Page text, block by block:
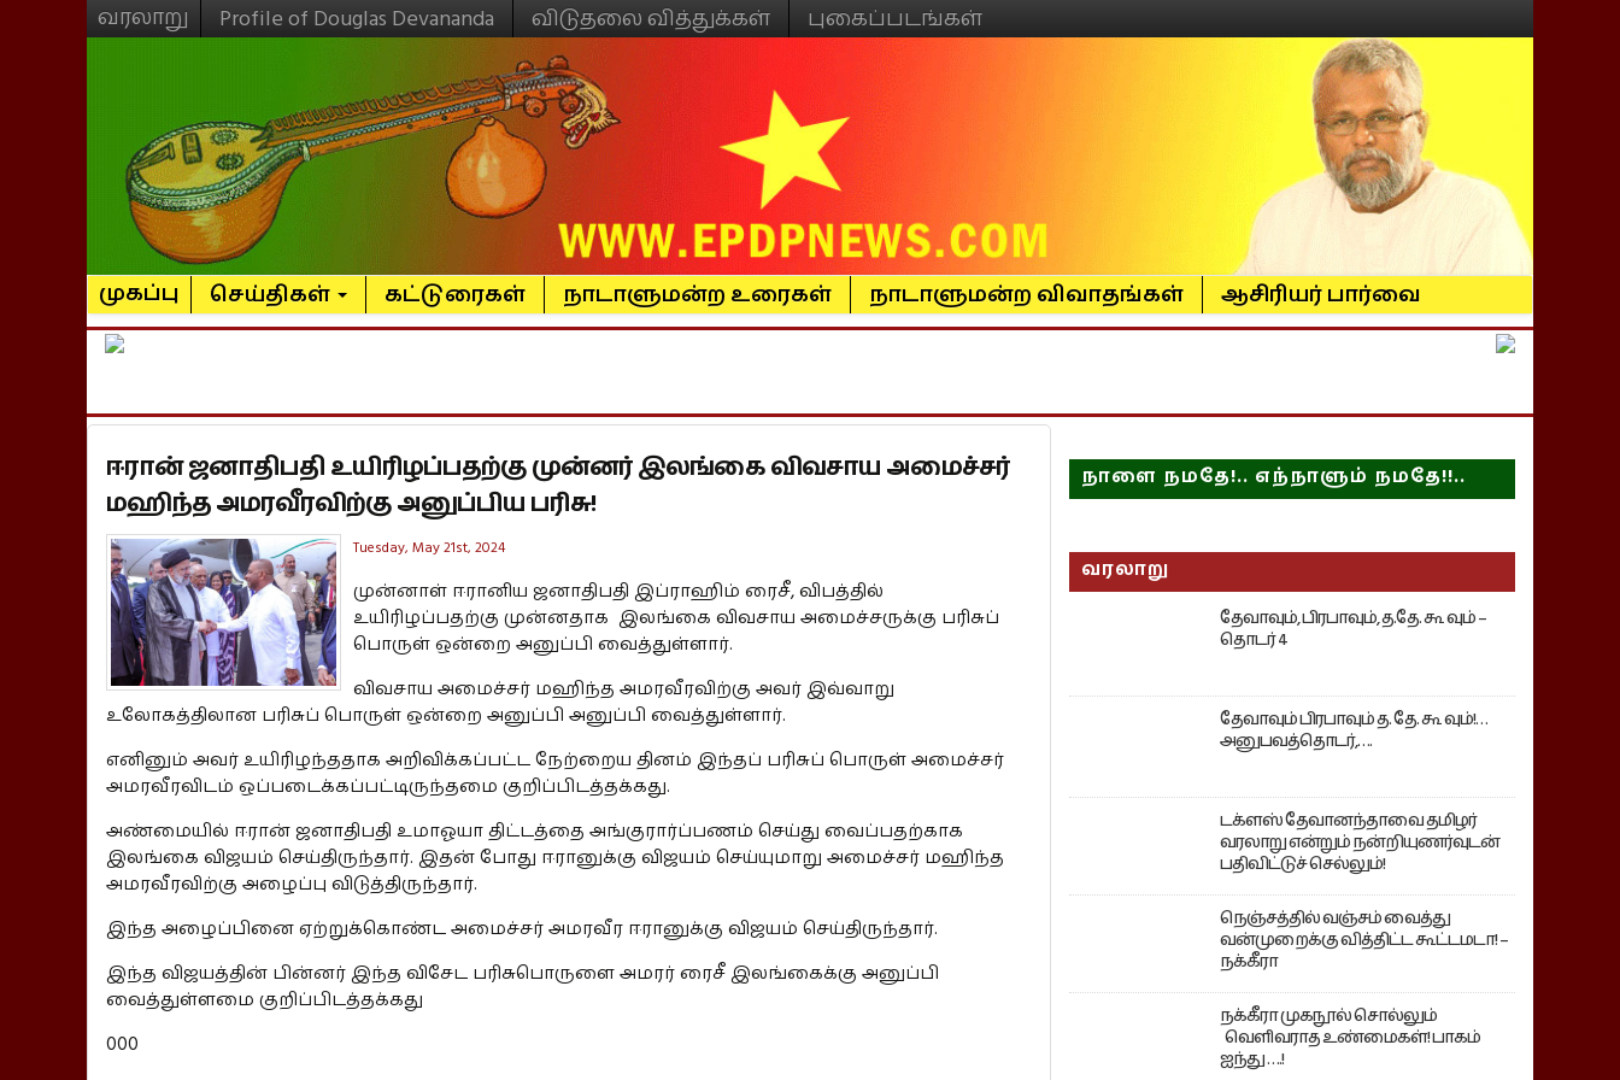
வரலாறு Profile of Douglas Devananda விடுதலை வித்துக்கள் புகைப்படங்கள்
முகப்பு செய்திகள் கட்டுரைகள் நாடாளுமன்ற உரைகள் நாடாளுமன்ற விவாதங்கள் ஆசிரியர் பார்வை
ஈரான் ஜனாதிபதி உயிரிழப்பதற்கு முன்னர் இலங்கை விவசாய அமைச்சர்
மஹிந்த அமரவீரவிற்கு அனுப்பிய பரிசு!
Tuesday, May 21st, 2024
முன்னாள் ஈரானிய ஜனாதிபதி இப்ராஹிம் ரைசீ, விபத்தில்
உயிரிழப்பதற்கு முன்னதாக இலங்கை விவசாய அமைச்சருக்கு பரிசுப்
பொருள் ஒன்றை அனுப்பி வைத்துள்ளார்.
விவசாய அமைச்சர் மஹிந்த அமரவீரவிற்கு அவர் இவ்வாறு
உலோகத்திலான பரிசுப் பொருள் ஒன்றை அனுப்பி அனுப்பி வைத்துள்ளார்.
எனினும் அவர் உயிரிழந்ததாக அறிவிக்கப்பட்ட நேற்றைய தினம் இந்தப் பரிசுப் பொருள் அமைச்சர்
அமரவீரவிடம் ஒப்படைக்கப்பட்டிருந்தமை குறிப்பிடத்தக்கது.
அண்மையில் ஈரான் ஜனாதிபதி உமாஓயா திட்டத்தை அங்குரார்ப்பணம் செய்து வைப்பதற்காக
இலங்கை விஜயம் செய்திருந்தார். இதன் போது ஈரானுக்கு விஜயம் செய்யுமாறு அமைச்சர் மஹிந்த
அமரவீரவிற்கு அழைப்பு விடுத்திருந்தார்.
இந்த அழைப்பினை ஏற்றுக்கொண்ட அமைச்சர் அமரவீர ஈரானுக்கு விஜயம் செய்திருந்தார்.
இந்த விஜயத்தின் பின்னர் இந்த விசேட பரிசுபொருளை அமரர் ரைசீ இலங்கைக்கு அனுப்பி
வைத்துள்ளமை குறிப்பிடத்தக்கது
000
நாளை நமதே!.. எந்நாளும் நமதே!!..
வரலாறு
தேவாவும், பிரபாவும், த.தே. கூ வும் –
தொடர் 4
தேவாவும் பிரபாவும் த. தே. கூ வும்!…
அனுபவத்தொடர்,….
டக்ளஸ் தேவானந்தாவை தமிழர்
வரலாறு என்றும் நன்றியுணர்வுடன்
பதிவிட்டுச் செல்லும்!
நெஞ்சத்தில் வஞ்சம் வைத்து
வன்முறைக்கு வித்திட்ட கூட்டமடா! –
நக்கீரா
நக்கீரா முகநூல் சொல்லும்
வெளிவராத உண்மைகள்! பாகம்
ஐந்து ….!